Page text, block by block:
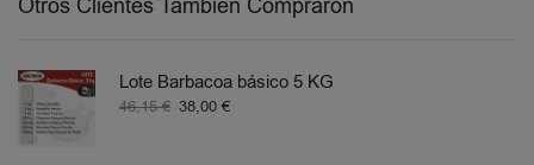
Otros Clientes También Compraron
Lote Barbacoa básico 5 KG
46,15€ 38,00 €